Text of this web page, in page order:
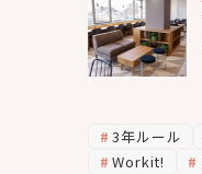
3年ルール
Workit!